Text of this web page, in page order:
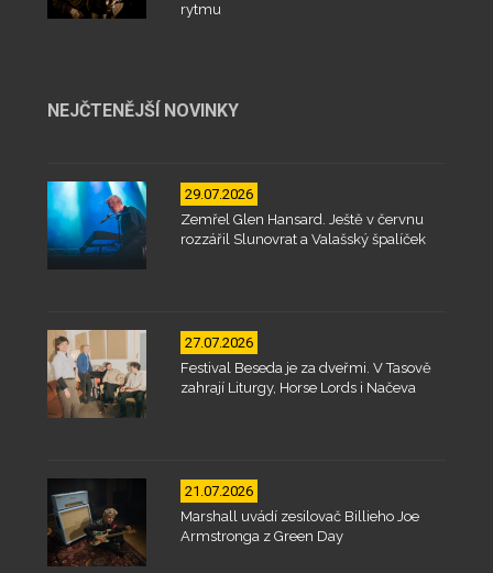
rytmu
NEJČTENĚJŠÍ NOVINKY
29.07.2026
Zemřel Glen Hansard. Ještě v červnu
rozzářil Slunovrat a Valašský špalíček
27.07.2026
Festival Beseda je za dveřmi. V Tasově
zahrají Liturgy, Horse Lords i Načeva
21.07.2026
Marshall uvádí zesilovač Billieho Joe
Armstronga z Green Day